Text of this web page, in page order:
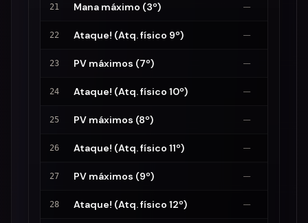
21 Mana máximo (3º) —
22 Ataque! (Atq. físico 9º) —
23 PV máximos (7º) —
24 Ataque! (Atq. físico 10º) —
25 PV máximos (8º) —
26 Ataque! (Atq. físico 11º) —
27 PV máximos (9º) —
28 Ataque! (Atq. físico 12º) —